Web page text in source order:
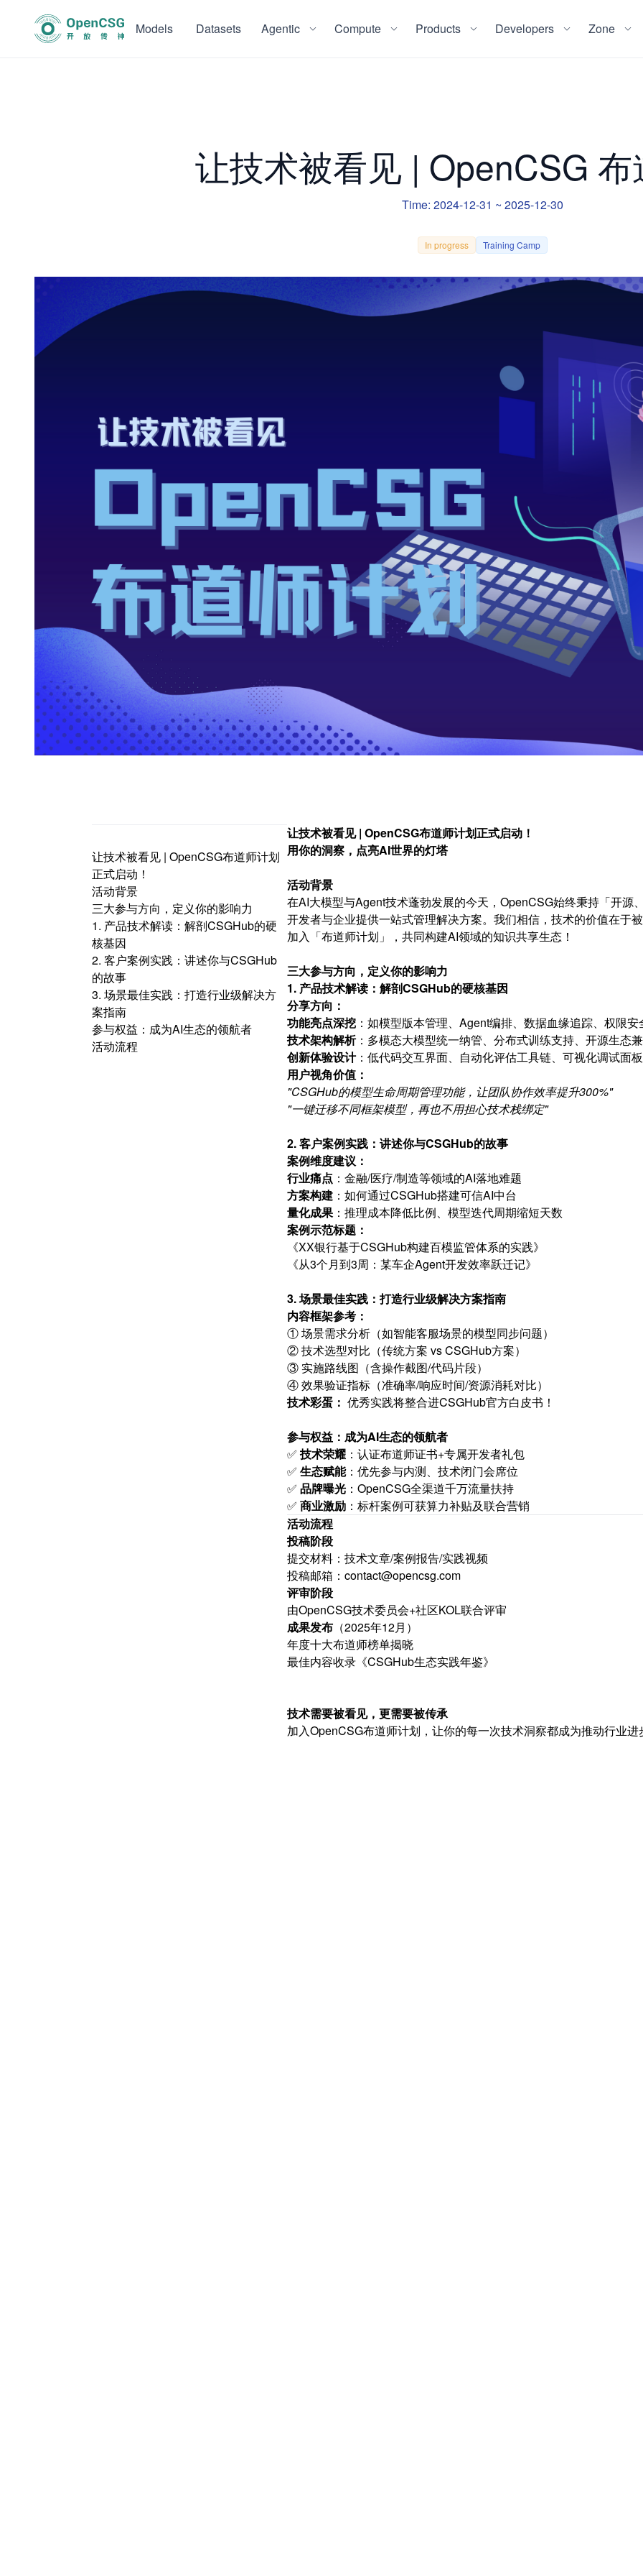
Models Datasets Agentic Compute Products Developers Zone
让技术被看见 | OpenCSG
Time: 2024-12-31 ~ 2025-12-30
In progress Training Camp
让技术被看见 | OpenCSG布道师计划
正式启动！
活动背景
三大参与方向，定义你的影响力
1. 产品技术解读：解剖CSGHub的硬
核基因
2. 客户案例实践：讲述你与CSGHub
的故事
3. 场景最佳实践：打造行业级解决方
案指南
参与权益：成为AI生态的领航者
活动流程
让技术被看见 | OpenCSG布道师计划正式启动！
用你的洞察，点亮AI世界的灯塔
活动背景
在AI大模型与Agent技术蓬勃发展的今天，OpenCSG始终秉持「开源
开发者与企业提供一站式管理解决方案。我们相信，技术的价值在于
加入「布道师计划」，共同构建AI领域的知识共享生态！
三大参与方向，定义你的影响力
1. 产品技术解读：解剖CSGHub的硬核基因
分享方向：
功能亮点深挖 ：如模型版本管理、Agent编排、数据血缘追踪、权限安
技术架构解析：多模态大模型统一纳管、分布式训练支持、开源生态
创新体验设计：低代码交互界面、自动化评估工具链、可视化调试面板
用户视角价值：
"CSGHub的模型生命周期管理功能，让团队协作效率提升300%"
"一键迁移不同框架模型，再也不用担心技术栈绑定"
2. 客户案例实践：讲述你与CSGHub的故事
案例维度建议：
行业痛点 ：金融/医疗/制造等领域的AI落地难题
方案构建 ：如何通过CSGHub搭建可信AI中台
量化成果：推理成本降低比例、模型迭代周期缩短天数
案例示范标题：
《XX银行基于CSGHub构建百模监管体系的实践》
《从3个月到3周：某车企Agent开发效率跃迁记》
3. 场景最佳实践：打造行业级解决方案指南
内容框架参考：
① 场景需求分析（如智能客服场景的模型同步问题）
② 技术选型对比（传统方案 vs CSGHub方案）
③ 实施路线图（含操作截图/代码片段）
④ 效果验证指标（准确率/响应时间/资源消耗对比）
技术彩蛋： 优秀实践将整合进CSGHub官方白皮书！
参与权益：成为AI生态的领航者
✅ 技术荣耀 ：认证布道师证书+专属开发者礼包
✅ 生态赋能：优先参与内测、技术闭门会席位
✅ 品牌曝光 ：OpenCSG全渠道千万流量扶持
✅ 商业激励 ：标杆案例可获算力补贴及联合营销
活动流程
投稿阶段
提交材料：技术文章/案例报告/实践视频
投稿邮箱： contact@opencsg.com
评审阶段
由OpenCSG技术委员会+社区KOL联合评审
成果发布 （2025年12月）
年度十大布道师榜单揭晓
最佳内容收录《CSGHub生态实践年鉴》
技术需要被看见，更需要被传承
加入OpenCSG布道师计划，让你的每一次技术洞察都成为推动行业进